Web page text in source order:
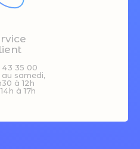
35 00
samedi,
à 12h
à 17h